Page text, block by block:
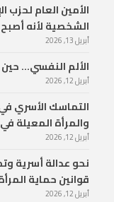
الأمين العام لحزب
الشخصية لأنه
أبريل 13, 2026
الألم النفسي…
أبريل 12, 2026
التماسك الأسري
والمرأة المعيلة
أبريل 12, 2026
نحو عدالة أسرية
قوانين حماية
أبريل 12, 2026